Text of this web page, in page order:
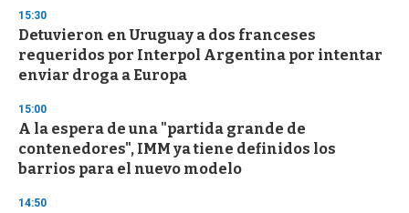
15:30
Detuvieron en Uruguay a dos franceses
requeridos por Interpol Argentina por intentar
enviar droga a Europa
15:00
A la espera de una "partida grande de
contenedores", IMM ya tiene definidos los
barrios para el nuevo modelo
14:50